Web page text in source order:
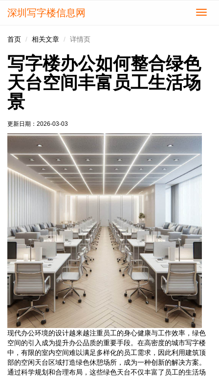
切
深圳写字楼信息网
首页 相关文章 详情页
写字楼办公如何整合绿色
天台空间丰富员工生活场
景
更新日期： 2026-03-03
现代办公环境的设计越来越注重员工的身心健康与工作效率，绿色
空间的引入成为提升办公品质的重要手段。在高密度的城市写字楼
中，有限的室内空间难以满足多样化的员工需求，因此利用建筑顶
部的空闲天台区域打造绿色休憩场所，成为一种创新的解决方案。
通过科学规划和合理布局，这些绿色天台不仅丰富了员工的生活场